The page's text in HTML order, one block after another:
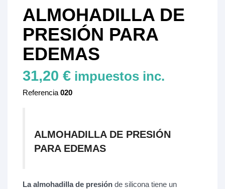
ALMOHADILLA DE
PRESIÓN PARA
EDEMAS
31,20 € impuestos inc.
Referencia 020
ALMOHADILLA DE PRESIÓN
PARA EDEMAS
La almohadilla de presión de silicona tiene un